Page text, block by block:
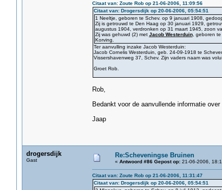
Citaat van: Zoute Rob op 21-06-2006, 11:09:56
Citaat van: Drogersdijk op 20-06-2006, 05:54:51
1 Neeltje, geboren te Schev. op 9 januari 1908,
Zij is getrouwd te Den Haag op 30 januari 1929,
augustus 1904, verdronken op 31 maart 1945, zoon
Zij was gehuwd (2) met Jacob Westerduin, geboren te
Korving.
Ter aanvulling inzake Jacob Westerduin:
Jacob Cornelis Westerduin, geb. 24-09-1918 te
Vissershavenweg 37, Schev. Zijn vaders naam was
Groet Rob.
Rob,
Bedankt voor de aanvullende informatie
Jaap
drogersdijk
Gast
Re:Scheveningse Bruinen
« Antwoord #86 Gepost op:21-06-2006,
Citaat van: Zoute Rob op 21-06-2006, 11:31:47
Citaat van: Drogersdijk op 20-06-2006, 05:54:51